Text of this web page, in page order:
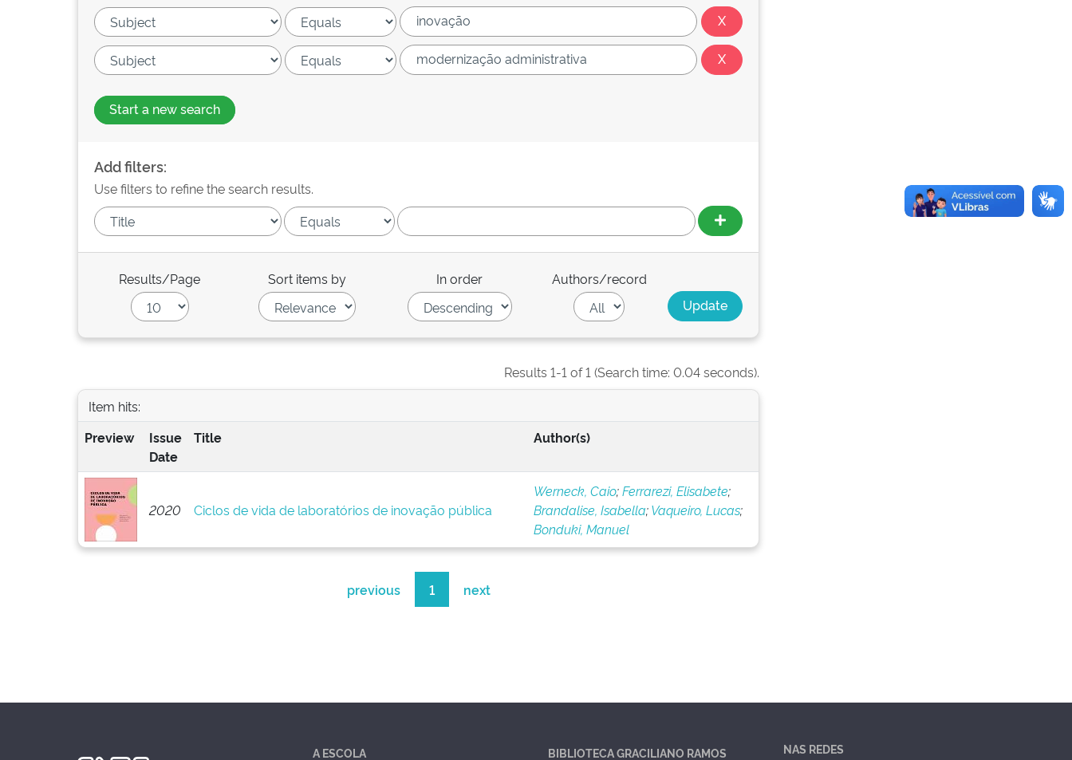
Start a new search
Add filters:
Use filters to refine the search results.
Results/Page Sort items by In order Authors/record
Results 1-1 of 1 (Search time: 0.04 seconds).
Item hits:
Preview
Issue
Date
Title Author(s)
2020 Ciclos de vida de laboratórios de inovação pública
Werneck, Caio;Ferrarezi, Elisabete;
Brandalise, Isabella;Vaqueiro, Lucas;
Bonduki, Manuel
previous 1 next
A ESCOLA BIBLIOTECA GRACILIANO RAMOS NAS REDES